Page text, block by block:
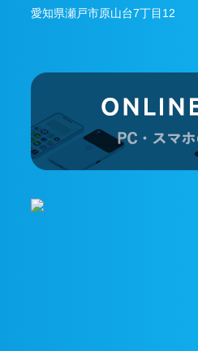
愛知県瀬戸市原山台7丁目12